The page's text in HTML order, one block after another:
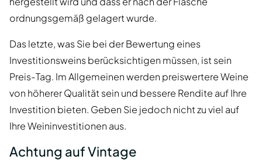
ordnungsgemäß gelagert wurde.
Das letzte, was Sie bei der Bewertung eines
Investitionsweins berücksichtigen müssen, ist sein
Preis-Tag. Im Allgemeinen werden preiswertere Weine
von höherer Qualität sein und bessere Rendite auf Ihre
Investition bieten. Geben Sie jedoch nicht zu viel auf
Ihre Weininvestitionen aus.
Achtung auf Vintage